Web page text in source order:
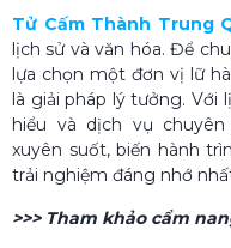
Tử Cấm Thành Trung
lịch sử và văn hóa. Để
lựa chọn một đơn vị lữ
là giải pháp lý tưởng. Với
hiểu và dịch vụ
xuyên suốt, biến hành
trải nghiệm đáng nhớ
>>> Tham khảo cẩm